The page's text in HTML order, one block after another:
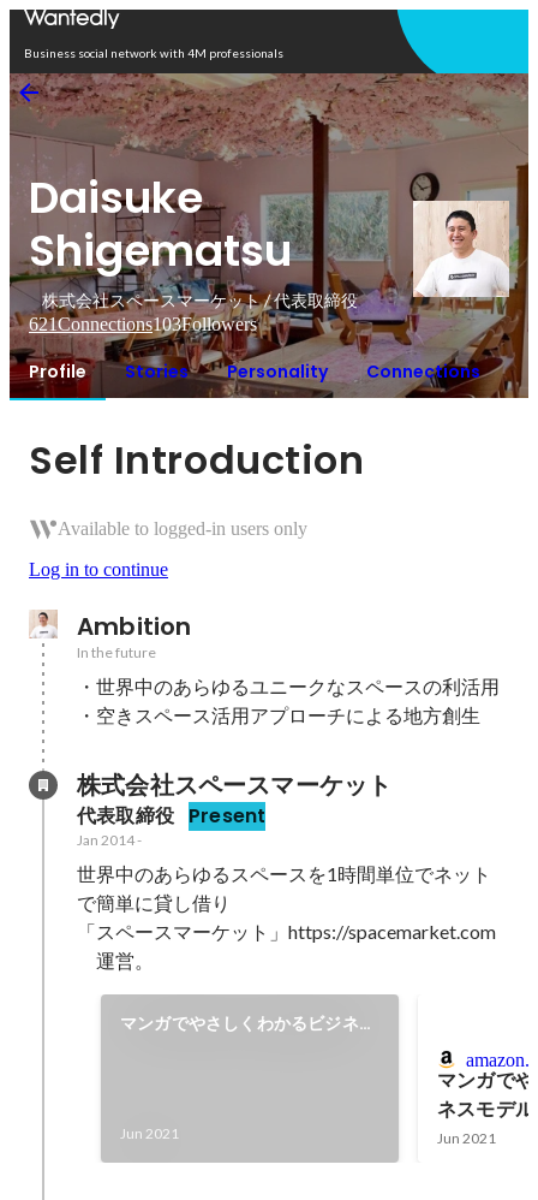
Business social network with 4M professionals
Daisuke
Shigematsu
株式会社スペースマーケット / 代表取締役
621Connections103Followers
Profile Stories Personality Connections
Self Introduction
Available to logged-in users only
Log in to continue
Ambition
In the future
・世界中のあらゆるユニークなスペースの利活用
株式会社スペースマーケット
代表取締役 Present
Jan 2014-
世界中のあらゆるスペースを1時間単位でネット
で簡単に貸し借り
「スペースマーケット」https://spacemarket.com
運営。
マンガでやさしくわかるビジネス
Jun 2021
マンガで
ネスモデル
Jun 2021